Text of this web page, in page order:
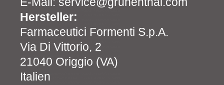
Hersteller:
Farmaceutici Formenti S.p.A.
Via Di Vittorio, 2
21040 Origgio (VA)
Italien